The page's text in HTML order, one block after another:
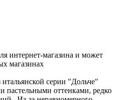
интернет-магазина и может
магазинах
серии "Дольче"
пастельными оттенками, редко